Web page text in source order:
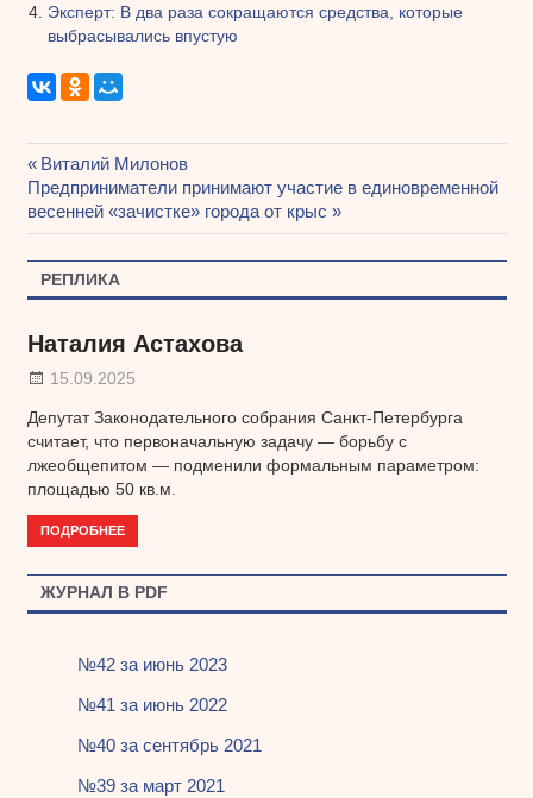
Эксперт: В два раза сокращаются средства, которые
выбрасывались впустую
Навигация
по
записям
Предыдущая
запись:
Виталий Милонов
Следующая
запись:
Предприниматели принимают участие в единовременной
весенней «зачистке» города от крыс
РЕПЛИКА
Наталия Астахова
15.09.2025
Депутат Законодательного собрания Санкт-Петербурга
считает, что первоначальную задачу — борьбу с
лжеобщепитом — подменили формальным параметром:
площадью 50 кв.м.
ПОДРОБНЕЕ
ЖУРНАЛ В PDF
№42 за июнь 2023
№41 за июнь 2022
№40 за сентябрь 2021
№39 за март 2021